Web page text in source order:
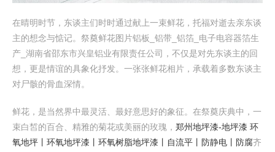
在晴明时节，东谈主们时时通过献上一束鲜花，托福对逝去亲东谈
主的想念与惦记。祭奠鲜花图片铝板_铝带_铝箔_电子电容器箔生
产_湖南省邵东市兴皇铝业有限责任公司，不仅是对先东谈主的回
想，更是情谊的具象化抒发。一张张鲜花相片，承载着多数东谈主
对尸骸的骨血深情。
鲜花，是当然界中最灵活、最好意思好的象征。在祭奠庆典中，一
束白皙的百合、精雅的菊花或美丽的玫瑰， 郑州地坪漆-地坪漆 环
氧地坪丨环氧地坪漆丨环氧树脂地坪漆丨自流平丨防静电丨防腐齐